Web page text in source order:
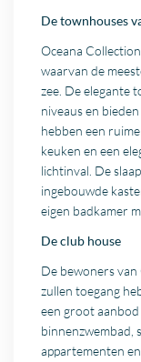
De townhouses
Oceana
waarvan de
zee. De elegante
niveaus en
hebben een
keuken en een
lichtinval. De
ingebouwde
eigen badkamer
De club house
De bewoners van
zullen toegang
een groot
binnenzwembad,
appartementen